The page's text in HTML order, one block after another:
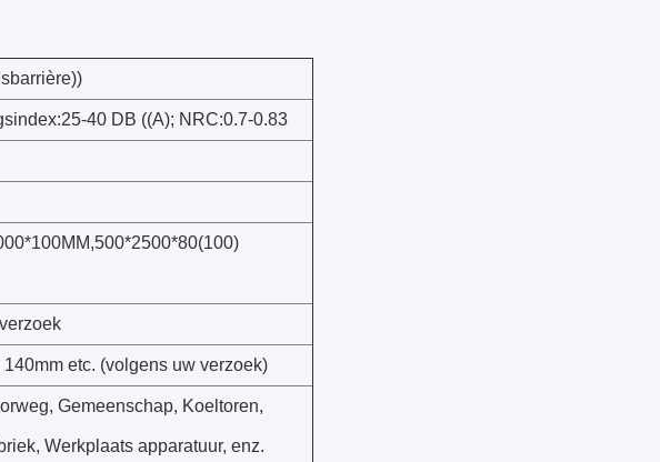
40 DB ((A); NRC:0.7-0.83
etc. (volgens uw verzoek)
Gemeenschap, Koeltoren,
Werkplaats apparatuur, enz.